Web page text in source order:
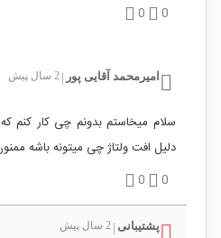
0
0
امیرمحمد آقايی پور 2 سال پیش
سلام میخاستم بدونم چی کار کنم
دلیل افت ولتاژ چی میتونه باشه
0
0
پشتیبانی 2 سال پیش